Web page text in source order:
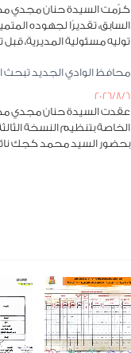
كرّمت السيدة حنان مجدي
السابق، تقديرًا لجهوده
توليه مسئولية المديرية،
محافظ الوادي الجديد تبحث
2026/8/6
عقدت السيدة حنان مجدي
الخاصة بتنظيم النسخة
بحضور السيد محمد كجك